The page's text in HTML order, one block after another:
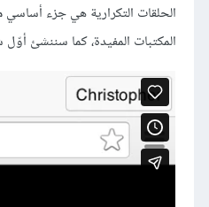
الحلقات التكرارية هي جزء
المكتبات المفيدة، كما سننشئ أوّل